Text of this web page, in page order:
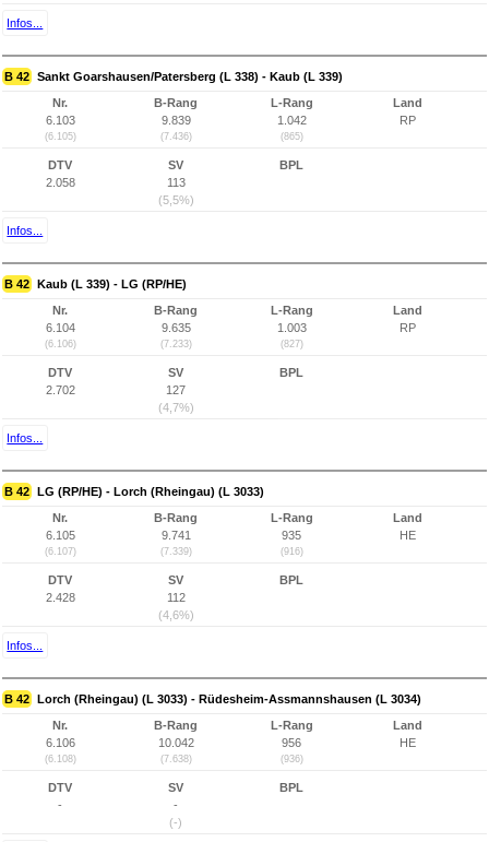
Infos...
B 42 Sankt Goarshausen/Patersberg (L 338) - Kaub (L 339)
Nr.
6.103
(6.105)
B-Rang
9.839
(7.436)
L-Rang
1.042
(865)
Land
RP
DTV
2.058
SV
113
(5,5%)
BPL
Infos...
B 42 Kaub (L 339) - LG (RP/HE)
Nr.
6.104
(6.106)
B-Rang
9.635
(7.233)
L-Rang
1.003
(827)
Land
RP
DTV
2.702
SV
127
(4,7%)
BPL
Infos...
B 42 LG (RP/HE) - Lorch (Rheingau) (L 3033)
Nr.
6.105
(6.107)
B-Rang
9.741
(7.339)
L-Rang
935
(916)
Land
HE
DTV
2.428
SV
112
(4,6%)
BPL
Infos...
B 42 Lorch (Rheingau) (L 3033) - Rüdesheim-Assmannshausen (L 3034)
Nr.
6.106
(6.108)
B-Rang
10.042
(7.638)
L-Rang
956
(936)
Land
HE
DTV
-
SV
-
(-)
BPL